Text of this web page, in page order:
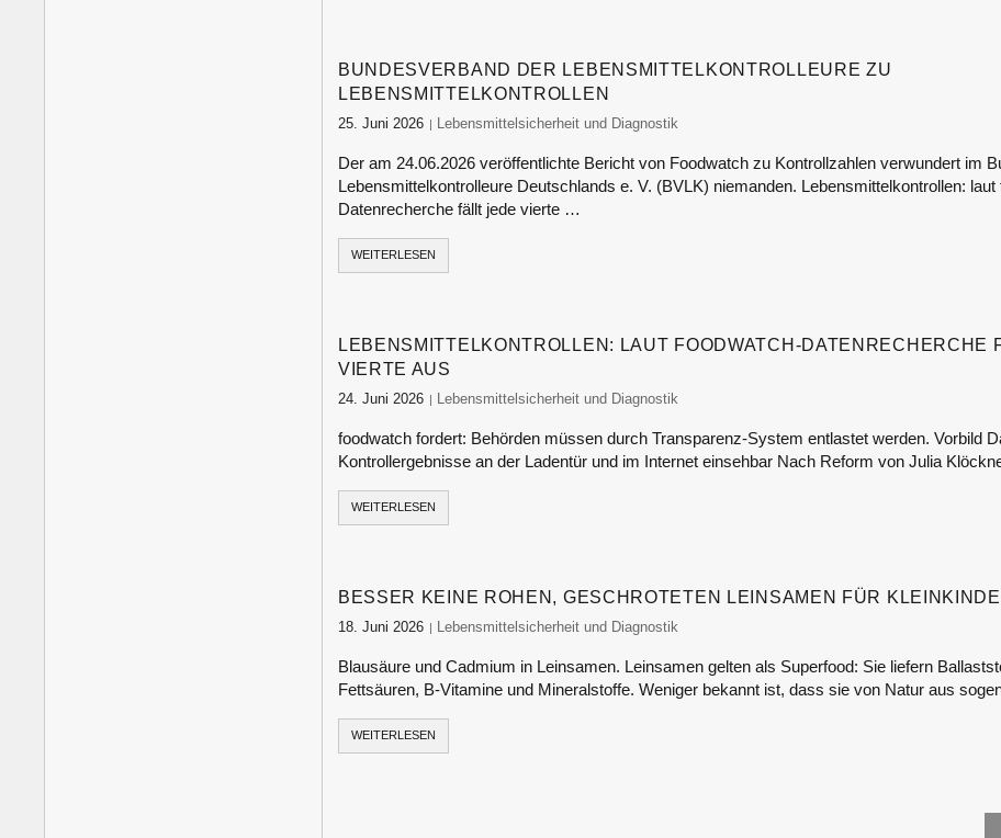
BUNDESVERBAND DER LEBENSMITTELKONTROLLEURE ZU
LEBENSMITTELKONTROLLEN
25. Juni 2026 food-monitor
Lebensmittelsicherheit und Diagnostik
Der am 24.06.2026 veröffentlichte Bericht von Foodwatch zu Kontrollzahlen verwundert im
Lebensmittelkontrolleure Deutschlands e. V. (BVLK) niemanden. Lebensmittelkontrollen: laut
Datenrecherche fällt jede vierte …
WEITERLESEN
LEBENSMITTELKONTROLLEN: LAUT FOODWATCH-DATENRECHERCHE
VIERTE AUS
24. Juni 2026 food-monitor
Lebensmittelsicherheit und Diagnostik
foodwatch fordert: Behörden müssen durch Transparenz-System entlastet werden. Vorbild
Kontrollergebnisse an der Ladentür und im Internet einsehbar Nach Reform von Julia
WEITERLESEN
BESSER KEINE ROHEN, GESCHROTETEN LEINSAMEN FÜR
18. Juni 2026 food-monitor
Lebensmittelsicherheit und Diagnostik
Blausäure und Cadmium in Leinsamen. Leinsamen gelten als Superfood: Sie liefern
Fettsäuren, B-Vitamine und Mineralstoffe. Weniger bekannt ist, dass sie von Natur aus
WEITERLESEN